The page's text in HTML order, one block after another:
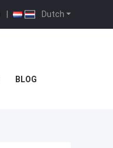
Dutch
|
BLOG